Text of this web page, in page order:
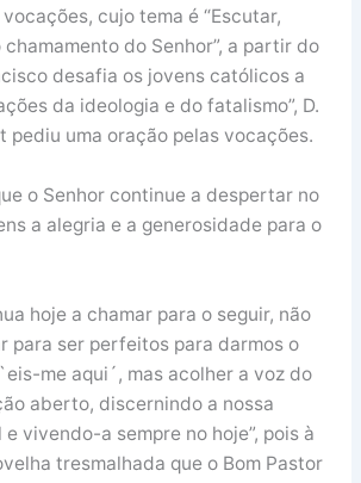
cujo tema é “Escutar,
do Senhor”, a partir do
desafia os jovens católicos a
da ideologia e do fatalismo”, D.
pediu uma oração pelas vocações.
o Senhor continue a despertar no
a alegria e a generosidade para o
hoje a chamar para o seguir, não
para ser perfeitos para darmos o
me aqui´, mas acolher a voz do
aberto, discernindo a nossa
vivendo-a sempre no hoje”, pois à
tresmalhada que o Bom Pastor